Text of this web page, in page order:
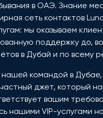
в ОАЭ. Знание
сеть контактов
мы оказываем
поддержку до,
в Дубай и по всему
нашей командой в
джет, который
вашим
нашими VIP-услугами